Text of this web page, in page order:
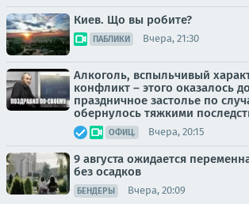
Киев. Що вы робите?
ПАБЛИКИ Вчера, 21:30
Алкоголь, вспыльчивый
конфликт – этого оказалось
праздничное застолье по
обернулось тяжкими
ОФИЦ. Вчера, 20:15
9 августа ожидается
без осадков
БЕНДЕРЫ Вчера, 20:09